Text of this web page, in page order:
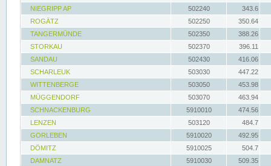
NIEGRIPP AP
502240
343.6
ROGÄTZ
502250
350.64
TANGERMÜNDE
502350
388.26
STORKAU
502370
396.11
SANDAU
502430
416.06
SCHARLEUK
503030
447.22
WITTENBERGE
503050
453.98
MÜGGENDORF
503070
463.94
SCHNACKENBURG
5910010
474.56
LENZEN
503120
484.7
GORLEBEN
5910020
492.95
DÖMITZ
5910025
504.7
DAMNATZ
5910030
509.35